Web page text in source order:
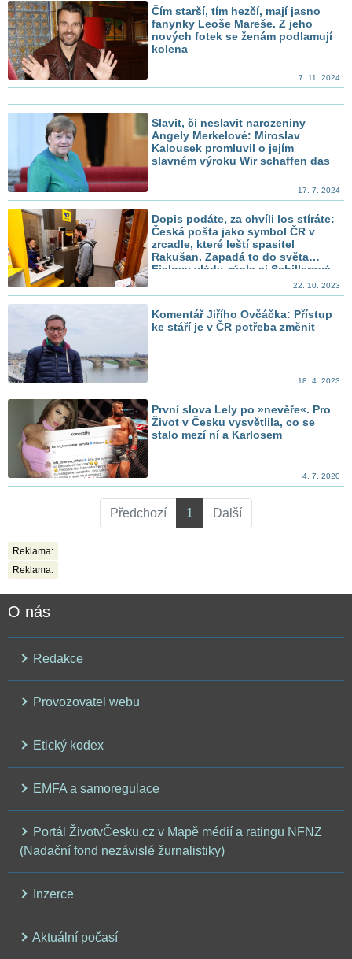
Čím starší, tím hezčí, mají jasno
fanynky Leoše Mareše. Z jeho
nových fotek se ženám podlamují
kolena
7. 11. 2024
Slavit, či neslavit narozeniny
Angely Merkelové: Miroslav
Kalousek promluvil o jejím
slavném výroku Wir schaffen das
17. 7. 2024
Dopis podáte, za chvíli los stíráte:
Česká pošta jako symbol ČR v
zrcadle, které leští spasitel
Rakušan. Zapadá to do světa
Fialovy vlády, rýpla si Schillerová
22. 10. 2023
Komentář Jiřího Ovčáčka: Přístup
ke stáří je v ČR potřeba změnit
18. 4. 2023
První slova Lely po »nevěře«. Pro
Život v Česku vysvětlila, co se
stalo mezí ní a Karlosem
4. 7. 2020
Předchozí 1 Další
Reklama:
Reklama:
O nás
Redakce
Provozovatel webu
Etický kodex
EMFA a samoregulace
Portál ŽivotvČesku.cz v Mapě médií a ratingu NFNZ
(Nadační fond nezávislé žurnalistiky)
Inzerce
Aktuální počasí